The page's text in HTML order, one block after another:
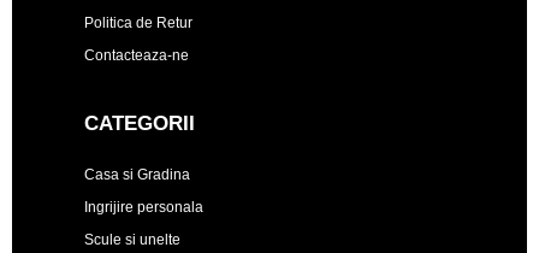
Politica de Retur
Contacteaza-ne
CATEGORII
Casa si Gradina
Ingrijire personala
Scule si unelte